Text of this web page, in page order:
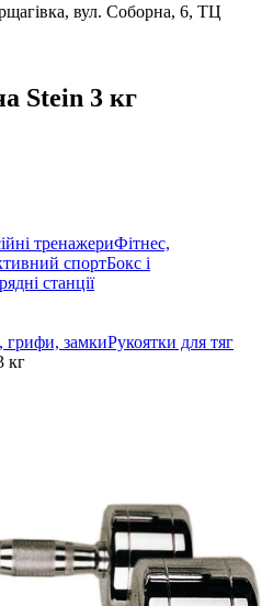
вул. Соборна, 6, ТЦ
Stein 3 кг
тренажериФітнес,
спортБокс і
станції
грифи, замкиРукоятки для тяг
кг